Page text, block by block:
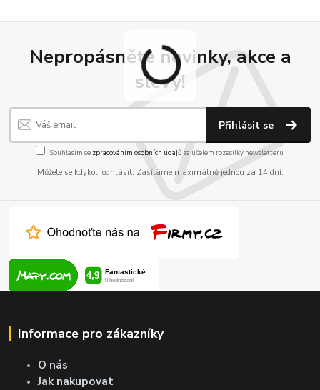
Nepropásněte novinky, akce a
slevy!
Přihlásit se
Souhlasím se zpracováním osobních údajůza účelem rozesílky newsletteru.
Můžete se kdykoli odhlásit. Zasíláme maximálně jednou za 14 dní.
Informace pro zákazníky
O nás
Jak nakupovat